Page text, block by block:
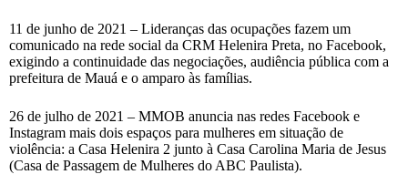
11 de junho de 2021 – Lideranças das ocupações fazem um
comunicado na rede social da CRM Helenira Preta, no Facebook,
exigindo a continuidade das negociações, audiência pública com a
prefeitura de Mauá e o amparo às famílias.
26 de julho de 2021 – MMOB anuncia nas redes Facebook e
Instagram mais dois espaços para mulheres em situação de
violência: a Casa Helenira 2 junto à Casa Carolina Maria de Jesus
(Casa de Passagem de Mulheres do ABC Paulista).